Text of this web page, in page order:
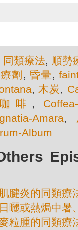
同類療法, 順勢
劑 , 昏暈 ,
, 木炭,
咖啡 ,
Amara,
Album
腱炎的同類療
曬或熱焗中暑
粒腫的同類療